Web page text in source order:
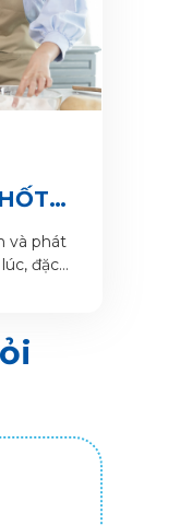
và phát
đặc